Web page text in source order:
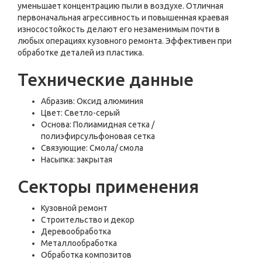
уменьшает концентрацию пыли в воздухе. Отличная
первоначальная агрессивность и повышенная краевая
износостойкость делают его незаменимым почти в
любых операциях кузовного ремонта. Эффективен при
обработке деталей из пластика.
Технические данные
Абразив: Оксид алюминия
Цвет: Светло-серый
Основа: Полиамидная сетка /
полиэфирсульфоновая сетка
Связующие: Смола/ смола
Насыпка: закрытая
Секторы применения
Кузовной ремонт
Строительство и декор
Деревообработка
Металлообработка
Обработка композитов